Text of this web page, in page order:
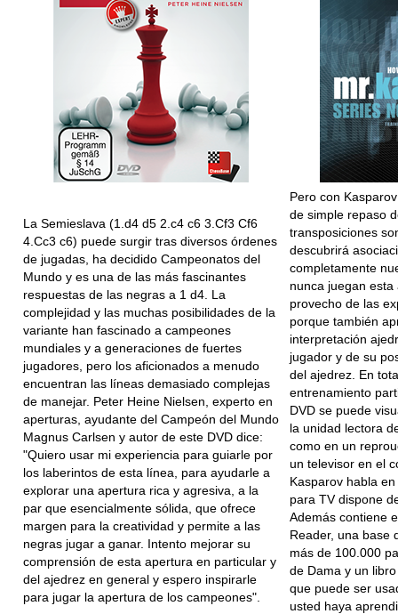
La Semieslava (1.d4 d5 2.c4 c6 3.Cf3 Cf6
4.Cc3 c6) puede surgir tras diversos órdenes
de jugadas, ha decidido Campeonatos del
Mundo y es una de las más fascinantes
respuestas de las negras a 1 d4. La
complejidad y las muchas posibilidades de la
variante han fascinado a campeones
mundiales y a generaciones de fuertes
jugadores, pero los aficionados a menudo
encuentran las líneas demasiado complejas
de manejar. Peter Heine Nielsen, experto en
aperturas, ayudante del Campeón del Mundo
Magnus Carlsen y autor de este DVD dice:
"Quiero usar mi experiencia para guiarle por
los laberintos de esta línea, para ayudarle a
explorar una apertura rica y agresiva, a la
par que esencialmente sólida, que ofrece
margen para la creatividad y permite a las
negras jugar a ganar. Intento mejorar su
comprensión de esta apertura en particular y
del ajedrez en general y espero inspirarle
para jugar la apertura de los campeones".
Pero con
de simple repaso
transposiciones
descubrirá
completamente
nunca juegan
provecho de las
porque también
interpretación
jugador y de su
del ajedrez. En
entrenamiento
DVD se puede
la unidad lectora
como en un
un televisor en el
Kasparov habla
para TV dispone
Además contiene
Reader, una base
más de 100.000
de Dama y un
que puede ser
usted haya